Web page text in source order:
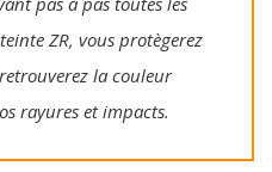
ZR, vous protègerez
la couleur
rayures et impacts.